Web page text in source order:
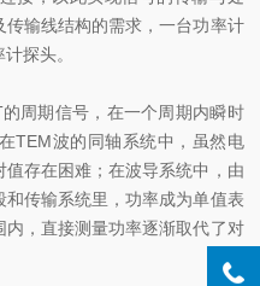
输线结构的需求，一台功率计
探头。
期信号，在一个周期内瞬时
TEM波的同轴系统中，虽然电
存在困难；在波导系统中，由
传输系统里，功率成为单值表
，直接测量功率逐渐取代了对